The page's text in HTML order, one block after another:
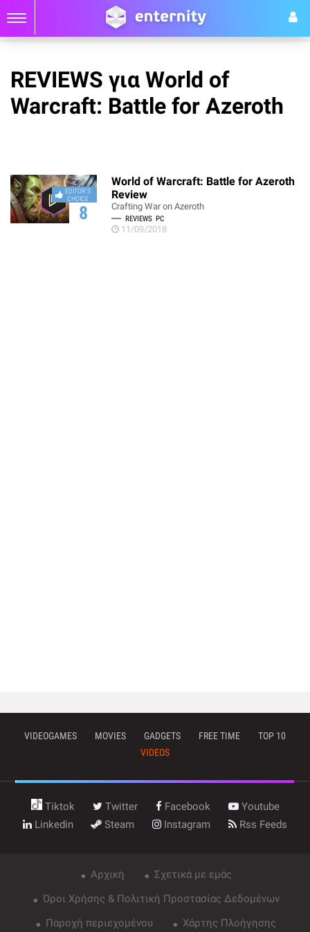
REVIEWS για World of
Warcraft: Battle for Azeroth
EDITOR'S
CHOICE
8
World of Warcraft: Battle for Azeroth
Review
Crafting War on Azeroth
REVIEWS PC
11/09/2018
VIDEOGAMES MOVIES GADGETS FREE TIME
TOP 10
VIDEOS
Tiktok Twitter Facebook
Youtube
Linkedin
Steam Instagram Rss Feeds
Αρχική
Σχετικά με εμάς
Όροι Χρήσης & Πολιτική Προστασίας Δεδομένων
Παροχή περιεχομένου
Χάρτης Πλοήγησης